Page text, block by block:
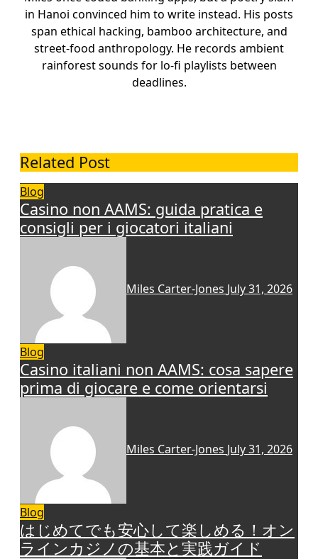
in Hanoi convinced him to write instead. His posts
span ethical hacking, bamboo architecture, and
street-food anthropology. He records ambient
rainforest sounds for lo-fi playlists between
deadlines.
Related Post
Blog
Casino non AAMS: guida pratica e
consigli per i giocatori italiani
Miles Carter-Jones July 31, 2026
Blog
Casino italiani non AAMS: cosa sapere
prima di giocare e come orientarsi
Miles Carter-Jones July 31, 2026
Blog
はじめてでも安心して楽しめる！オン
ラインカジノの基本と実践ガイド